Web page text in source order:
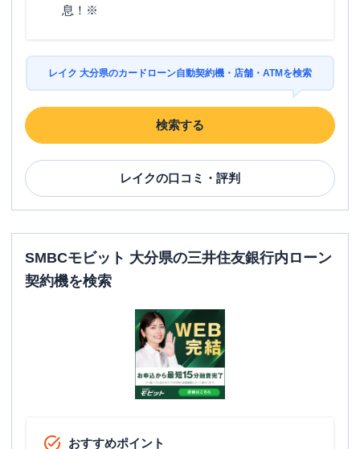
息！※
レイク 大分県のカードローン自動契約機・店舗・ATMを検索
検索する
レイクの口コミ・評判
SMBCモビット 大分県の三井住友銀行内ローン
契約機を検索
おすすめポイント